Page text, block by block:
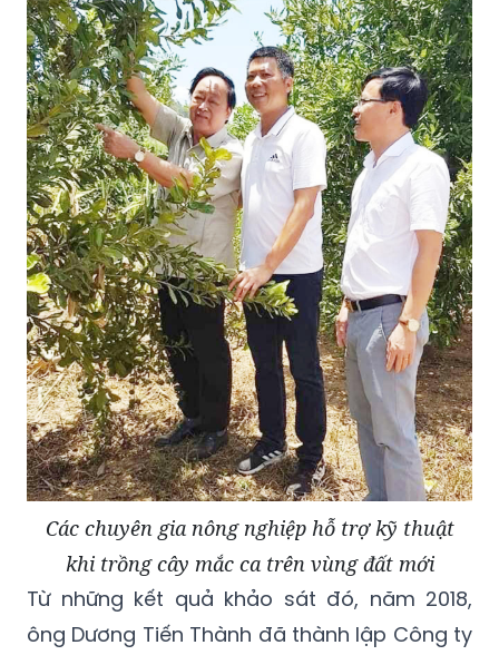
Các chuyên gia nông nghiệp hỗ trợ kỹ thuật
khi trồng cây mắc ca trên vùng đất mới
Từ những kết quả khảo sát đó, năm 2018,
ông Dương Tiến Thành đã thành lập Công ty